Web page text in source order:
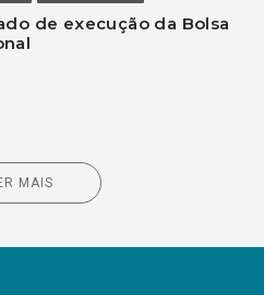
de execução da Bolsa
MAIS